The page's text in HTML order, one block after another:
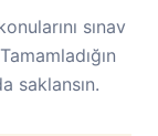
sınav
saklansın.